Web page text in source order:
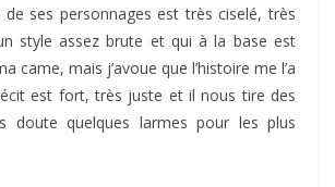
de ses personnages est très ciselé, très
style assez brute et qui à la base est
came, mais j’avoue que l’histoire me l’a
est fort, très juste et il nous tire des
doute quelques larmes pour les plus